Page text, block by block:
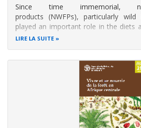
Since time immemorial,
products (NWFPs), particularly
played an important role in the diets
living in and outside forests, in both
LIRE LA SUITE